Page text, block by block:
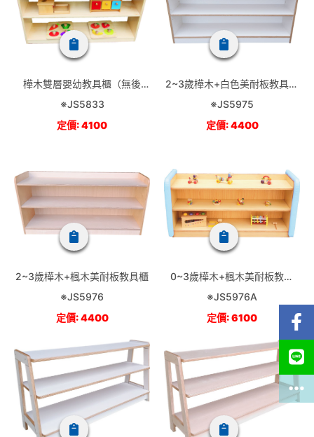
樺木雙層嬰幼教具櫃（無後
※JS5833
定價: 4100
2~3歲樺木+白色美耐板教具櫃
※JS5975
定價: 4400
2~3歲樺木+楓木美耐板教具櫃
※JS5976
定價: 4400
0~3歲樺木+楓木美耐板教具
※JS5976A
定價: 6100